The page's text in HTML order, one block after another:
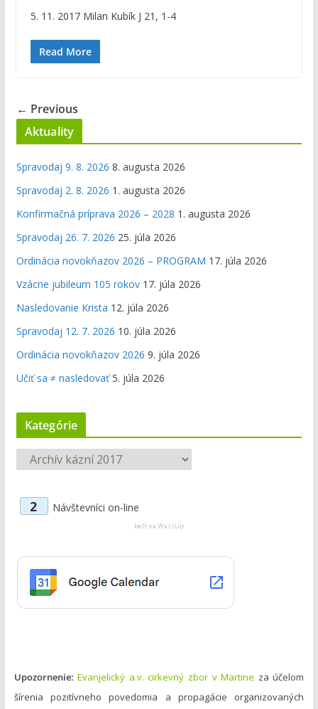
5. 11. 2017 Milan Kubík J 21, 1-4
Read More
← Previous
Aktuality
Spravodaj 9. 8. 2026 8. augusta 2026
Spravodaj 2. 8. 2026 1. augusta 2026
Konfirmačná príprava 2026 – 2028 1. augusta 2026
Spravodaj 26. 7. 2026 25. júla 2026
Ordinácia novokňazov 2026 – PROGRAM 17. júla 2026
Vzácne jubileum 105 rokov 17. júla 2026
Nasledovanie Krista 12. júla 2026
Spravodaj 12. 7. 2026 10. júla 2026
Ordinácia novokňazov 2026 9. júla 2026
Učiť sa ≠ nasledovať 5. júla 2026
Kategórie
a
r
2 Návštevníci on-line
beží na WassUp
Upozornenie: Evanjelický a.v. cirkevný zbor v Martine za účelom
šírenia pozitívneho povedomia a propagácie organizovaných